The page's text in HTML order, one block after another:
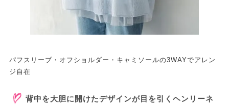
パフスリーブ・オフショルダー・キャミソールの3WAYでアレン
ジ自在
背中を大胆に開けたデザインが目を引くヘンリーネ